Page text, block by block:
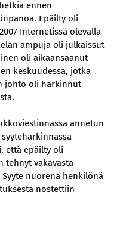
ennen
Epäilty oli
Internetissä olevalla
ampuja oli julkaissut
oli aikaansaanut
keskuudessa, jotka
johto oli harkinnut
annetun
että epäilty oli
tehnyt vakavasta
nuorena henkilönä
nostettiin